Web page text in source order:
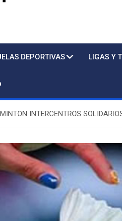
DEPORTIVAS LIGAS Y
INTERCENTROS